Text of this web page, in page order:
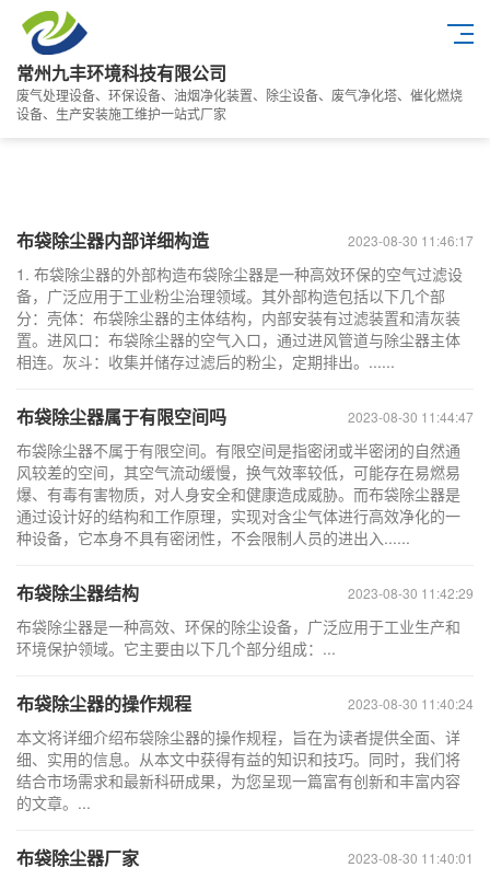
常州九丰环境科技有限公司
废气处理设备、环保设备、油烟净化装置、除尘设备、废气净化塔、催化燃烧
设备、生产安装施工维护一站式厂家
2023-08-30 11:46:17
布袋除尘器内部详细构造
1. 布袋除尘器的外部构造布袋除尘器是一种高效环保的空气过滤设
备，广泛应用于工业粉尘治理领域。其外部构造包括以下几个部
分：壳体：布袋除尘器的主体结构，内部安装有过滤装置和清灰装
置。进风口：布袋除尘器的空气入口，通过进风管道与除尘器主体
相连。灰斗：收集并储存过滤后的粉尘，定期排出。......
2023-08-30 11:44:47
布袋除尘器属于有限空间吗
布袋除尘器不属于有限空间。有限空间是指密闭或半密闭的自然通
风较差的空间，其空气流动缓慢，换气效率较低，可能存在易燃易
爆、有毒有害物质，对人身安全和健康造成威胁。而布袋除尘器是
通过设计好的结构和工作原理，实现对含尘气体进行高效净化的一
种设备，它本身不具有密闭性，不会限制人员的进出入......
2023-08-30 11:42:29
布袋除尘器结构
布袋除尘器是一种高效、环保的除尘设备，广泛应用于工业生产和
环境保护领域。它主要由以下几个部分组成：...
2023-08-30 11:40:24
布袋除尘器的操作规程
本文将详细介绍布袋除尘器的操作规程，旨在为读者提供全面、详
细、实用的信息。从本文中获得有益的知识和技巧。同时，我们将
结合市场需求和最新科研成果，为您呈现一篇富有创新和丰富内容
的文章。...
2023-08-30 11:40:01
布袋除尘器厂家